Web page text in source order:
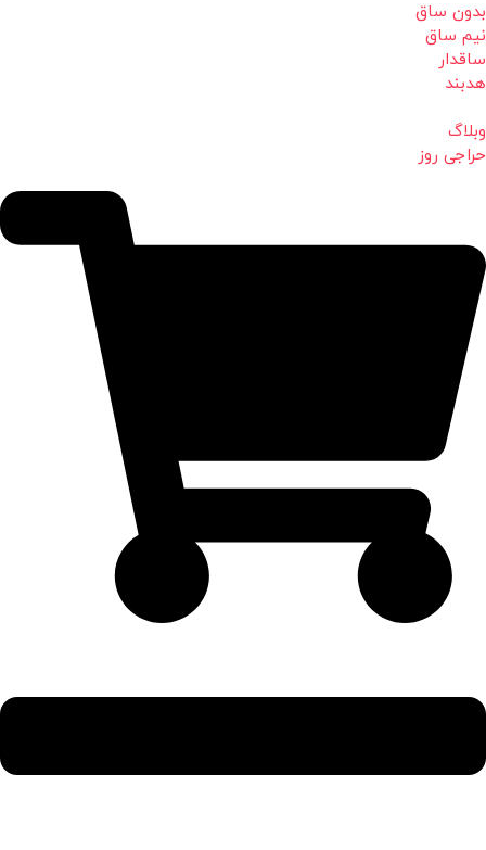
بدون ساق
نیم ساق
ساقدار
هدبند
وبلاگ
حراجی روز